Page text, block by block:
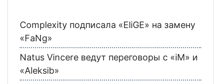
Complexity подписала «EliGE» на замену
«FaNg»
Natus Vincere ведут переговоры с «iM» и
«Aleksib»